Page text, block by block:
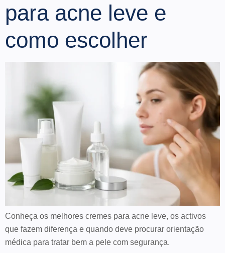
para acne leve e
como escolher
Conheça os melhores cremes para acne leve, os activos
que fazem diferença e quando deve procurar orientação
médica para tratar bem a pele com segurança.